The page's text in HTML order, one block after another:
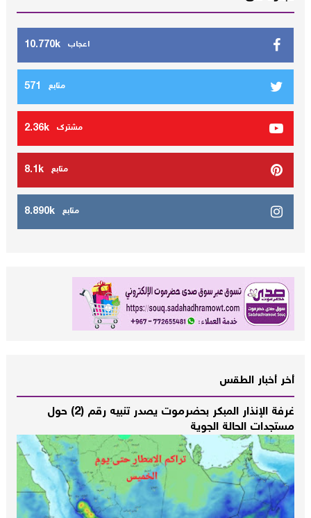
10.770k اعجاب
571 متابع
2.36k مشترك
8.1k متابع
8.890k متابع
أخر أخبار الطقس
غرفة الإنذار المبكر بحضرموت يصدر تنبيه رقم (2) حول
مستجدات الحالة الجوية